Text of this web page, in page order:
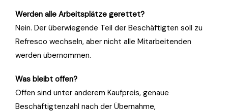
Werden alle Arbeitsplätze gerettet?
Nein. Der überwiegende Teil der Beschäftigten soll zu
Refresco wechseln, aber nicht alle Mitarbeitenden
werden übernommen.
Was bleibt offen?
Offen sind unter anderem Kaufpreis, genaue
Beschäftigtenzahl nach der Übernahme,